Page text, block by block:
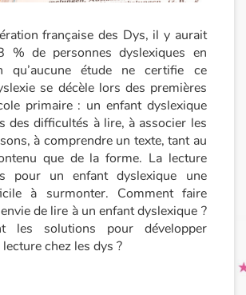
rois, reines et dragons
sorcières
aventure
française des Dys, il y aurait
de personnes dyslexiques en
qu’aucune étude ne certifie ce
se décèle lors des premières
primaire : un enfant dyslexique
des difficultés à lire, à associer les
à comprendre un texte, tant au
que de la forme. La lecture
pour un enfant dyslexique une
à surmonter. Comment faire
de lire à un enfant dyslexique ?
les solutions pour développer
lecture chez les dys ?